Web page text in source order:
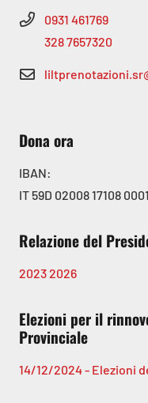
0931 461769
328 7657320
Dona ora
IBAN:
IT 59D 02008 17108
Relazione del
20232026
Elezioni per il
Provinciale
14/12/2024 - Elezioni